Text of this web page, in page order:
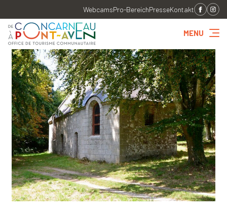
WebcamsPro-BereichPresseKontakt
MENU